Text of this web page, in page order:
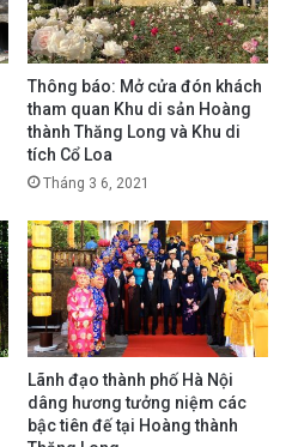
Thông báo: Mở cửa đón khách
tham quan Khu di sản Hoàng
thành Thăng Long và Khu di
tích Cổ Loa
Tháng 3 6, 2021
Lãnh đạo thành phố Hà Nội
dâng hương tưởng niệm các
bậc tiên đế tại Hoàng thành